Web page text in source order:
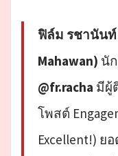
ฟิล์ม รชานันท์
Mahawan) นั
@fr.racha มีผู้
โพสต์
Excellent!) ย